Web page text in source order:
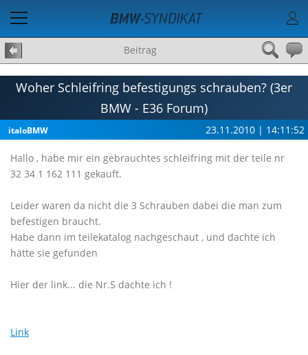
Beitrag
Woher Schleifring befestigungs schrauben? (3er
BMW - E36 Forum)
italoBMW 23.11.2010 | 14:11:52
Hallo , habe mir ein gebrauchtes schleifring mit der teile nr
32 34 1 162 111 gekauft.
Leider waren da nicht die 3 Schrauben dabei die man zum
befestigen braucht.
Habe dann im teilekatalog nachgeschaut , und dachte ich
hätte sie gefunden
Hier der link... die Nr.5 dachte ich !
Link